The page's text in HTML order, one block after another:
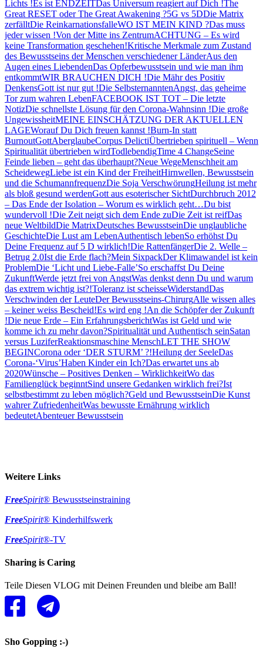
Lichts !Es ist ENDZEITDas Universum reagiert auf Dich !The
Great RESET oder The Great Awakening ?5G vs 5DDie Matrix
zerfälltDie ReinkarnationsfalleWO IST MEIN KIND ?Das muss
jeder wissen !Von der Mitte ins ZentrumACHTUNG – Es wird
keine Transformation geschehen!Kritische Merkmale zum Zustand
des Bewusstseins der Menschen verschiedener LänderAus den
Augen eines LiebendenDas Opferbewusstsein und wie man ihm
entkommtWIR BRAUCHEN DICH !Die Mähr des Positiv
DenkensGott ist nur gut !Die SelbsternanntenAngst, das geheime
Tor zum wahren LebenFACEBOOK IST TOT – Die letzte
NotizDie schnellste Lösung für den Corona-Wahnsinn !Die große
UngewissheitMEINE EINSCHÄTZUNG DER AKTUELLEN
LAGEWorauf Du Dich freuen kannst !Burn-In statt
BurnoutGottAberglaubeCorpus DelictiÜbertrieben spirituell – Wenn
Spiritualität übertrieben wirdTodlebendigTime 4 ChangeSeine
Feinde lieben – geht das überhaupt?Neue WegeMenschheit am
ScheidewegLiebe ist ein Kind der FreiheitHirnwellen, Bewusstsein
und die SchumannfrequenzDie Soja VerschwörungHeilung ist mehr
als bloß gesund werdenGott aus esoterischer SichtDurchbruch 2012
– Das Ende der Isolation – Worum es wirklich geht…Du bist
wundervoll !Die Zeit neigt sich dem Ende zuDie Zeit ist reifDas
neue WeltbildDie MatrixDeutsches BewusstseinDie unglaubliche
GeschichteDie Lust am LebenAuthentisch lebenSo erhöhst Du
Deine Frequenz auf 5 D wirklich!Die RattenfängerDie 2. Welle –
Betrug 2.0Ist die Erde flach?Mein SixpackDer Klimawandel ist kein
ProblemDie ‘Licht und Liebe-Falle’So erschaffst Du Deine
ZukunftWerde jetzt frei von AngstWas denkst denn Du und warum
das extrem wichtig ist?!Toleranz ist scheisseWiderstandDas
Verschwinden der LeuteDer Bewusstseins-ChirurgAlle wissen alles
– keiner weiss Bescheid!Es wird eng !An die Schöpfer der Zukunft
!Die neue Erde – Ein ErfahrungsberichtWas ist Geld und wie
komme ich zu mehr davon?Spiritualität und Authentisch seinSatan
versus LuziferReaktionsmaschine MenschLET THE SHOW
BEGINCorona oder ‘DER STURM’ ?!Heilung der SeeleDas
Corona-‘Virus’Haben Kinder ein Ich?Das erwartet uns ab
2020Wünsche – Positives Denken – WirklichkeitWo das
Familienglück beginntSind unsere Gedanken wirklich frei?Ist
selbstbestimmt zu leben möglich?Geld und BewusstseinDie Kunst
wahrer ZufriedenheitWas bewusste Ernährung wirklich
bedeutetAbenteuer Bewusstsein
Weitere Links
FreeSpirit® Bewusstseinstraining
FreeSpirit® Kinderhilfswerk
FreeSpirit®-TV
Sharing is Caring
Teile Diesen VLOG mit Deinen Freunden und bleibe am Ball!
Sho Gopping :-)